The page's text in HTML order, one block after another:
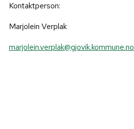
Kontaktperson:
Marjolein Verplak
marjolein.verplak@gjovik.kommune.no